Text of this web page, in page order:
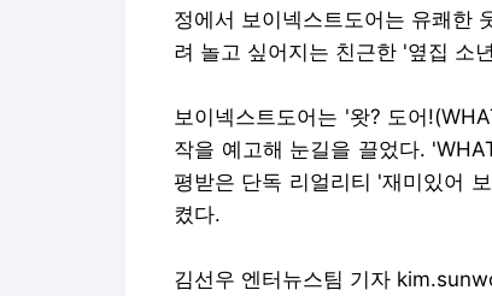
정에서 보이넥스트도어는 유쾌한
려 놀고 싶어지는 친근한 '옆집 소
보이넥스트도어는 '왓? 도어
작을 예고해 눈길을 끌었다.
평받은 단독 리얼리티 '재미있어
켰다.
김선우 엔터뉴스팀 기자